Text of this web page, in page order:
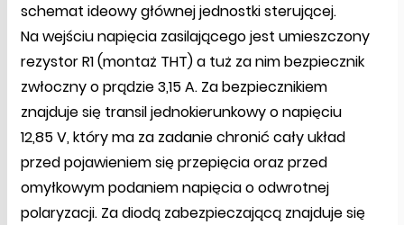
schemat ideowy głównej jednostki sterującej.
Na wejściu napięcia zasilającego jest umieszczony
rezystor R1 (montaż THT) a tuż za nim bezpiecznik
zwłoczny o prądzie 3,15 A. Za bezpiecznikiem
znajduje się transil jednokierunkowy o napięciu
12,85 V, który ma za zadanie chronić cały układ
przed pojawieniem się przepięcia oraz przed
omyłkowym podaniem napięcia o odwrotnej
polaryzacji. Za diodą zabezpieczającą znajduje się